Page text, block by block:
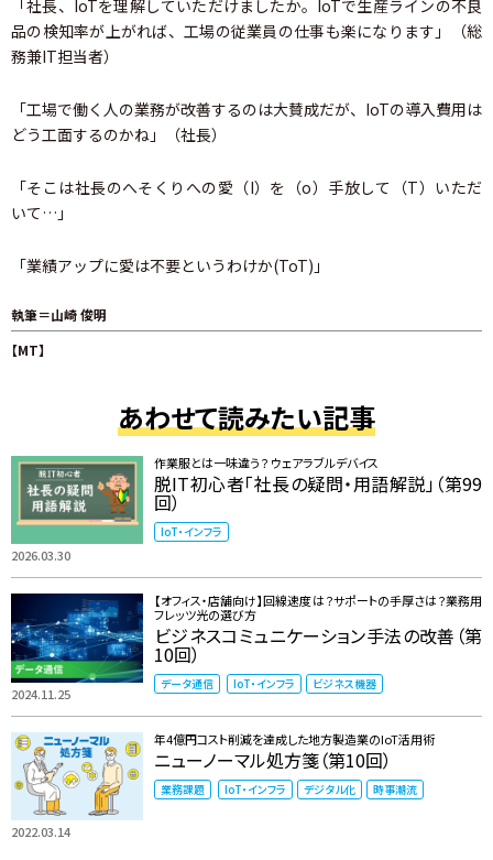
「社長、IoTを理解していただけましたか。IoTで生産ラインの不良
品の検知率が上がれば、工場の従業員の仕事も楽になります」（総
務兼IT担当者）
「工場で働く人の業務が改善するのは大賛成だが、IoTの導入費用は
どう工面するのかね」（社長）
「そこは社長のへそくりへの愛（I）を（o）手放して（T）いただ
いて…」
「業績アップに愛は不要というわけか(ToT)」
執筆＝山崎 俊明
【MT】
あわせて読みたい記事
2026.03.30
作業服とは一味違う？ ウェアラブルデバイス
脱IT初心者「社長の疑問・用語解説」（第99
回）
IoT・インフラ
2024.11.25
【オフィス・店舗向け】回線速度は？サポートの手厚さは？業務用
フレッツ光の選び方
ビジネスコミュニケーション手法の改善（第
10回）
データ通信 IoT・インフラ ビジネス機器
2022.03.14
年4億円コスト削減を達成した地方製造業のIoT活用術
ニューノーマル処方箋（第10回）
業務課題 IoT・インフラ デジタル化 時事潮流